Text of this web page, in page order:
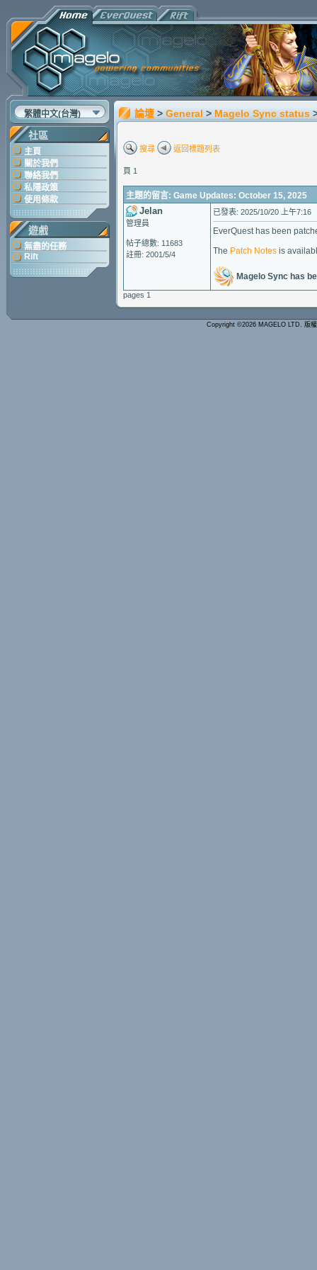
繁體中文(台灣)
社區
主頁
關於我們
聯絡我們
私隱政策
使用條款
遊戲
無盡的任務
Rift
論壇 > General > Magelo Sync status
搜尋 返回標題列表
頁 1
主題的留言: Game Updates: October 15, 2025
Jelan
管理員
帖子總數: 11683
註冊: 2001/5/4
已發表: 2025/10/20 上午7:16
EverQuest has been
The Patch Notes is
Magelo Sync has
pages 1
Copyright ©2026 MAGELO LTD. 版